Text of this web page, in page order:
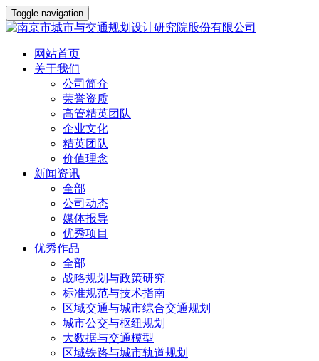
Toggle navigation
网站首页
关于我们
公司简介
荣誉资质
高管精英团队
企业文化
精英团队
价值理念
新闻资讯
全部
公司动态
媒体报导
优秀项目
优秀作品
全部
战略规划与政策研究
标准规范与技术指南
区域交通与城市综合交通规划
城市公交与枢纽规划
大数据与交通模型
区域铁路与城市轨道规划